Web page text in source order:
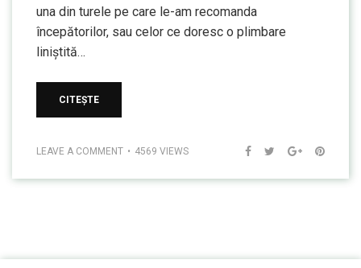
una din turele pe care le-am recomanda
începătorilor, sau celor ce doresc o plimbare
liniștită…
CITEȘTE
LEAVE A COMMENT 4569 VIEWS